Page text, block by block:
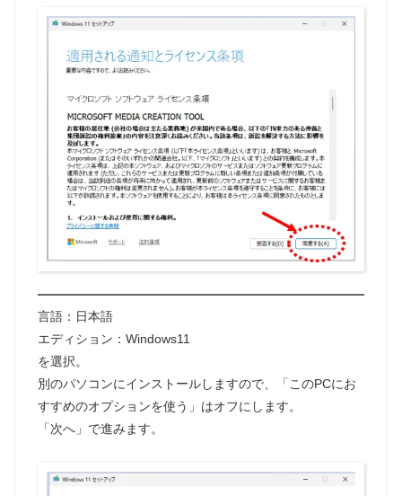
言語：日本語
エディション：Windows11
を選択。
別のパソコンにインストールしますので、「このPCにお
すすめのオプションを使う」はオフにします。
「次へ」で進みます。